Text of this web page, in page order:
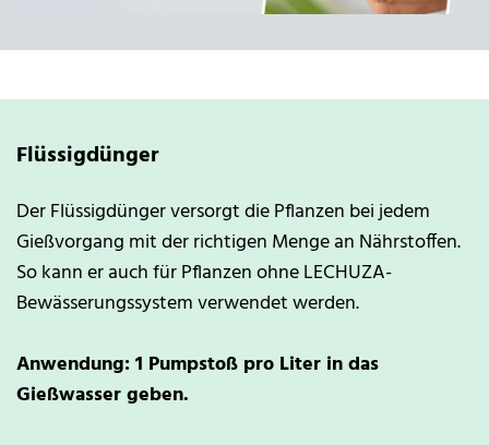
Flüssigdünger
Der Flüssigdünger versorgt die Pflanzen bei jedem
Gießvorgang mit der richtigen Menge an Nährstoffen.
So kann er auch für Pflanzen ohne LECHUZA-
Bewässerungssystem verwendet werden.
Anwendung: 1 Pumpstoß pro Liter in das
Gießwasser geben.